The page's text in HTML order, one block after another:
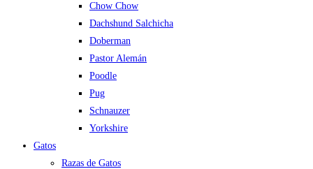
Chow Chow
Dachshund Salchicha
Doberman
Pastor Alemán
Poodle
Pug
Schnauzer
Yorkshire
Gatos
Razas de Gatos